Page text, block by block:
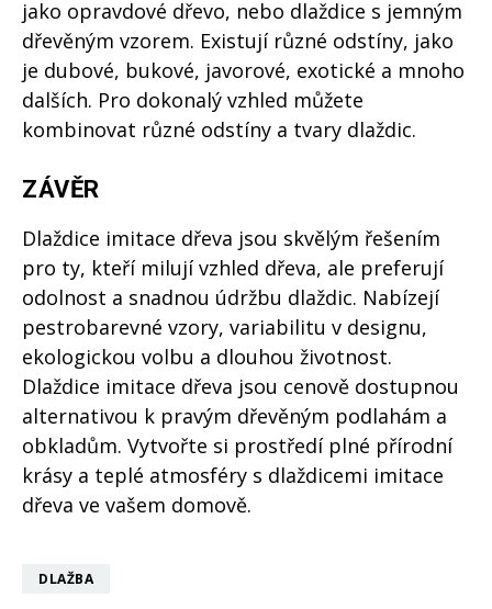
jako opravdové dřevo, nebo dlaždice s jemným
dřevěným vzorem. Existují různé odstíny, jako
je dubové, bukové, javorové, exotické a mnoho
dalších. Pro dokonalý vzhled můžete
kombinovat různé odstíny a tvary dlaždic.
ZÁVĚR
Dlaždice imitace dřeva jsou skvělým řešením
pro ty, kteří milují vzhled dřeva, ale preferují
odolnost a snadnou údržbu dlaždic. Nabízejí
pestrobarevné vzory, variabilitu v designu,
ekologickou volbu a dlouhou životnost.
Dlaždice imitace dřeva jsou cenově dostupnou
alternativou k pravým dřevěným podlahám a
obkladům. Vytvořte si prostředí plné přírodní
krásy a teplé atmosféry s dlaždicemi imitace
dřeva ve vašem domově.
DLAŽBA